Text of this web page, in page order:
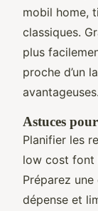
mobil home,
classiques.
plus
proche d’un
avantageuses.
Astuces
Planifier les
low cost font
Préparez
dépense et